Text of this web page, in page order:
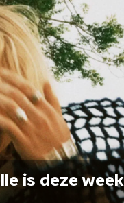
is deze week